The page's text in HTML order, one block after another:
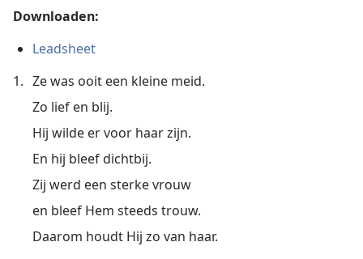
Downloaden:
Leadsheet
1. Ze was ooit een kleine meid.
Zo lief en blij.
Hij wilde er voor haar zijn.
En hij bleef dichtbij.
Zij werd een sterke vrouw
en bleef Hem steeds trouw.
Daarom houdt Hij zo van haar.